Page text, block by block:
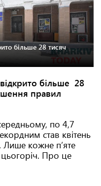
більше 28 тисяч
відкрито більше 28
правил
по 4,7
став квітень
кожне п’яте
Про це